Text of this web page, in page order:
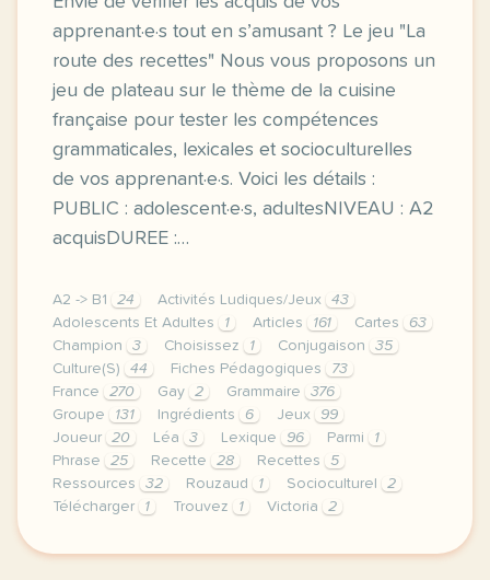
apprenant·e·s tout en s’amusant ? Le jeu "La
route des recettes" Nous vous proposons un
jeu de plateau sur le thème de la cuisine
française pour tester les compétences
grammaticales, lexicales et socioculturelles
de vos apprenant·e·s. Voici les détails :
PUBLIC : adolescent·e·s, adultesNIVEAU : A2
acquisDUREE :…
A2 -> B1 24 Activités Ludiques/Jeux
43
Adolescents Et Adultes
1 Articles 161 Cartes
63
Champion
3 Choisissez 1 Conjugaison
35
Culture(S)
44 Fiches Pédagogiques
73
France
270 Gay 2 Grammaire
376
Groupe
131 Ingrédients 6 Jeux
99
Joueur
20 Léa 3 Lexique 96 Parmi
1
Phrase
25 Recette 28 Recettes
5
Ressources
32 Rouzaud 1 Socioculturel
2
Télécharger
1 Trouvez 1 Victoria 2
envie de verifier les acquis de vos apprenant e s